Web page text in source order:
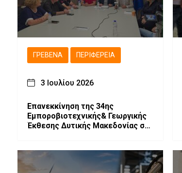
ΓΡΕΒΕΝΆ ΠΕΡΙΦΈΡΕΙΑ
3 Ιουλίου 2026
Επανεκκίνηση της 34ης
Εμποροβιοτεχνικής& Γεωργικής
Έκθεσης Δυτικής Μακεδονίας σε